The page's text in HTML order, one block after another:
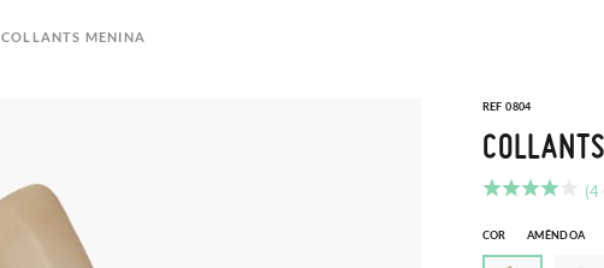
COLLANTS MENINA
REF 0804
(4
COR AMÊNDOA